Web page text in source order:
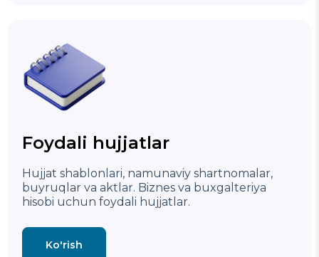
Foydali hujjatlar
Hujjat shablonlari, namunaviy shartnomalar,
buyruqlar va aktlar. Biznes va buxgalteriya
hisobi uchun foydali hujjatlar.
Ko'rish